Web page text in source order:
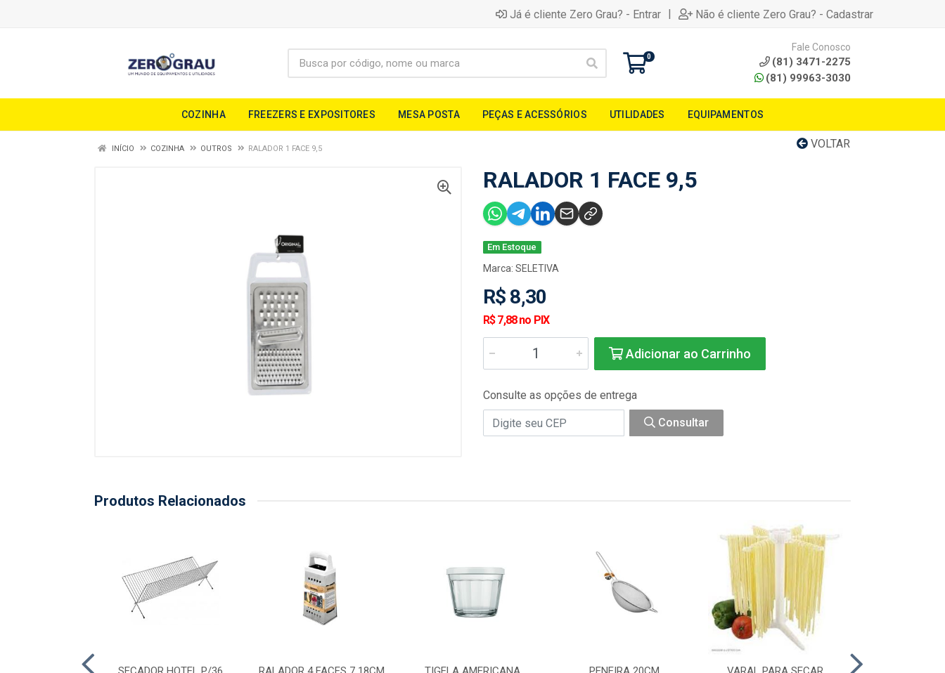
Já é cliente Zero Grau? - Entrar | Não é cliente Zero Grau? - Cadastrar
0
Fale Conosco
(81) 3471-2275
(81) 99963-3030
COZINHA FREEZERS E EXPOSITORES MESA POSTA PEÇAS E ACESSÓRIOS UTILIDADES EQUIPAMENTOS
VOLTAR
INÍCIO COZINHA OUTROS RALADOR 1 FACE 9,5
RALADOR 1 FACE 9,5
Em Estoque
Marca: SELETIVA
R$ 8,30
R$ 7,88 no PIX
Adicionar ao Carrinho
Consulte as opções de entrega
Consultar
Produtos Relacionados